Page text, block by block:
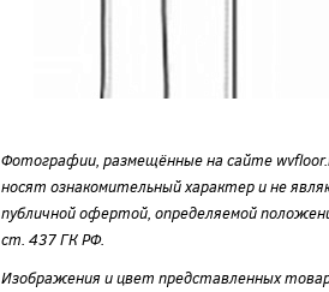
Фотографии, размещённые на сайте
носят ознакомительный характер и не
публичной офертой, определяемой
ст. 437 ГК РФ.
Изображения и цвет представленных